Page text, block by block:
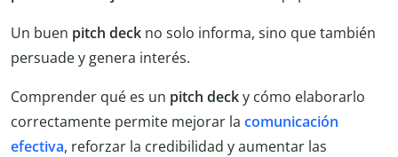
Un buen pitch deck no solo informa, sino que también
persuade y genera interés.
Comprender qué es un pitch decky cómo elaborarlo
correctamente permite mejorar la comunicación
efectiva, reforzar la credibilidad y aumentar las